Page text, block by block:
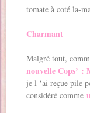
tomate à coté la-
Charmant
Malgré tout,
nouvelle Cops’ :
je l ‘ai reçue pile
considéré comme